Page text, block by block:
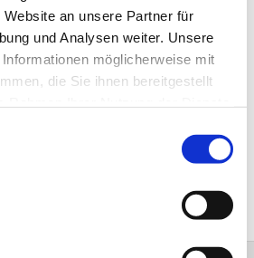
an unsere Partner für
und Analysen weiter. Unsere
möglicherweise mit
die Sie ihnen bereitgestellt